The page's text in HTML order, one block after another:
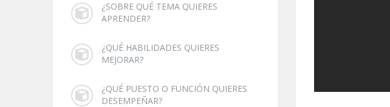
¿SOBRE QUÉ TEMA QUIERES
APRENDER?
¿QUÉ HABILIDADES QUIERES
MEJORAR?
¿QUÉ PUESTO O FUNCIÓN QUIERES
DESEMPEÑAR?